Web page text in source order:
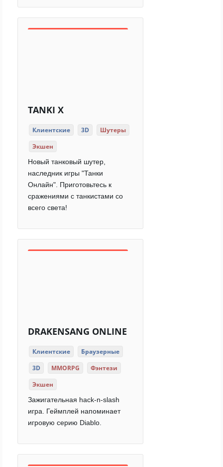
TANKI X
Клиентские 3D
Шутеры
Экшен
Новый танковый шутер,
наследник игры "Танки
Онлайн". Приготовьтесь к
сражениями с танкистами со
всего света!
DRAKENSANG ONLINE
Клиентские
Браузерные
3D
MMORPG
Фэнтези
Экшен
Зажигательная hack-n-slash
игра. Геймплей напоминает
игровую серию Diablo.